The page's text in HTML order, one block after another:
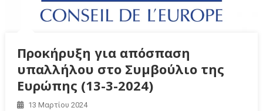
Προκήρυξη για απόσπαση
υπαλλήλου στο Συμβούλιο της
Ευρώπης (13-3-2024)
13 Μαρτίου 2024